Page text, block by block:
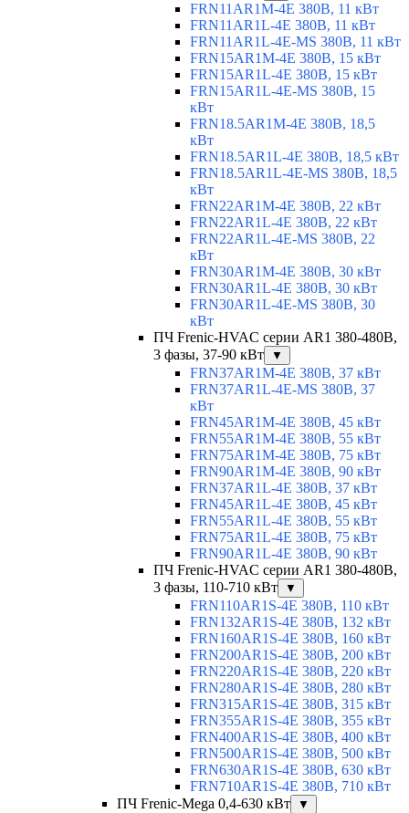
FRN11AR1M-4E 380В, 11 кВт
FRN11AR1L-4E 380В, 11 кВт
FRN11AR1L-4E-MS 380В, 11 кВт
FRN15AR1M-4E 380В, 15 кВт
FRN15AR1L-4E 380В, 15 кВт
FRN15AR1L-4E-MS 380В, 15
кВт
FRN18.5AR1M-4E 380В, 18,5
кВт
FRN18.5AR1L-4E 380В, 18,5 кВт
FRN18.5AR1L-4E-MS 380В, 18,5
кВт
FRN22AR1M-4E 380В, 22 кВт
FRN22AR1L-4E 380В, 22 кВт
FRN22AR1L-4E-MS 380В, 22
кВт
FRN30AR1M-4E 380В, 30 кВт
FRN30AR1L-4E 380В, 30 кВт
FRN30AR1L-4E-MS 380В, 30
кВт
ПЧ Frenic-HVAC серии AR1 380-480В,
3 фазы, 37-90 кВт
▼
FRN37AR1M-4E 380В, 37 кВт
FRN37AR1L-4E-MS 380В, 37
кВт
FRN45AR1M-4E 380В, 45 кВт
FRN55AR1M-4E 380В, 55 кВт
FRN75AR1M-4E 380В, 75 кВт
FRN90AR1M-4E 380В, 90 кВт
FRN37AR1L-4E 380В, 37 кВт
FRN45AR1L-4E 380В, 45 кВт
FRN55AR1L-4E 380В, 55 кВт
FRN75AR1L-4E 380В, 75 кВт
FRN90AR1L-4E 380В, 90 кВт
ПЧ Frenic-HVAC серии AR1 380-480В,
3 фазы, 110-710 кВт
▼
FRN110AR1S-4E 380В, 110 кВт
FRN132AR1S-4E 380В, 132 кВт
FRN160AR1S-4E 380В, 160 кВт
FRN200AR1S-4E 380В, 200 кВт
FRN220AR1S-4E 380В, 220 кВт
FRN280AR1S-4E 380В, 280 кВт
FRN315AR1S-4E 380В, 315 кВт
FRN355AR1S-4E 380В, 355 кВт
FRN400AR1S-4E 380В, 400 кВт
FRN500AR1S-4E 380В, 500 кВт
FRN630AR1S-4E 380В, 630 кВт
FRN710AR1S-4E 380В, 710 кВт
ПЧ Frenic-Mega 0,4-630 кВт
▼